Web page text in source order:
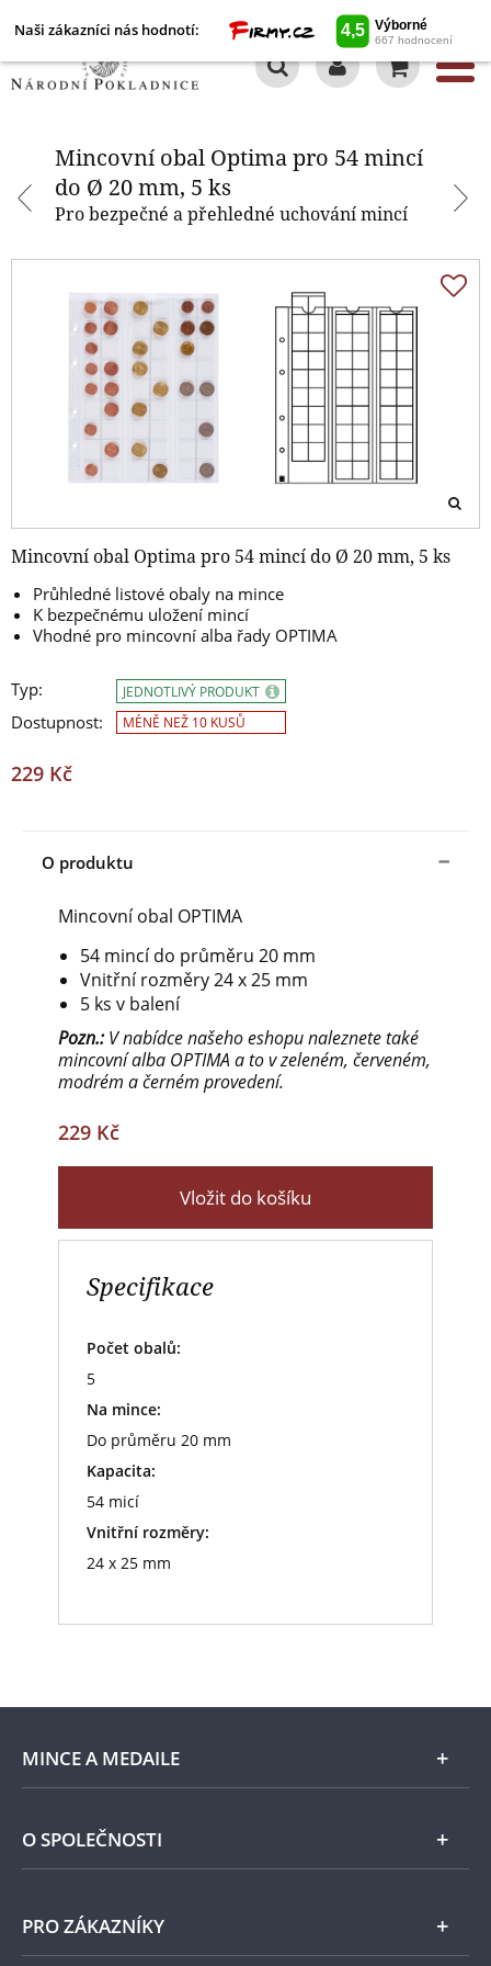
Naši zákazníci nás hodnotí:
Mincovní obal Optima pro 54 mincí
do Ø 20 mm, 5 ks
Pro bezpečné a přehledné uchování mincí
Mincovní obal Optima pro 54 mincí do Ø 20 mm, 5 ks
Průhledné listové obaly na mince
K bezpečnému uložení mincí
Vhodné pro mincovní alba řady OPTIMA
Typ:
Dostupnost:
JEDNOTLIVÝ PRODUKT
MÉNĚ NEŽ 10 KUSŮ
229 Kč
O produktu
Mincovní obal OPTIMA
54 mincí do průměru 20 mm
Vnitřní rozměry 24 x 25 mm
5 ks v balení
Pozn.: V nabídce našeho eshopu naleznete také
mincovní alba OPTIMA a to v zeleném, červeném,
modrém a černém provedení.
229 Kč
Vložit do košíku
Specifikace
Počet obalů:
5
Na mince:
Do průměru 20 mm
Kapacita:
54 micí
Vnitřní rozměry:
24 x 25 mm
Mincovní obal Optima pro 54
MINCE A MEDAILE
E-shop
Stříbro
O SPOLEČNOSTI
Národní Pokladnice
PRO ZÁKAZNÍKY